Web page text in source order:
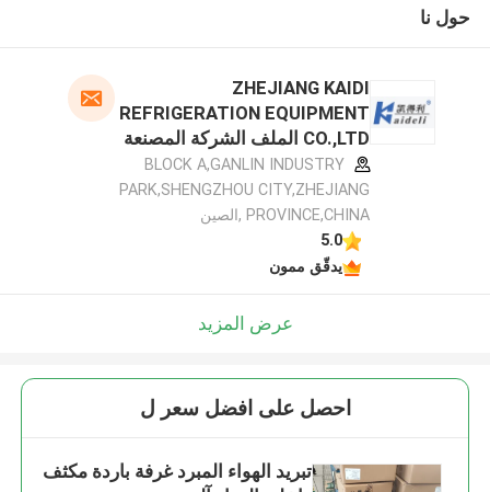
حول نا
ZHEJIANG KAIDI
REFRIGERATION EQUIPMENT
CO.,LTD الملف الشركة المصنعة
BLOCK A,GANLIN INDUSTRY
PARK,SHENGZHOU CITY,ZHEJIANG
PROVINCE,CHINA ,الصين
5.0
يدقّق ممون
عرض المزيد
احصل على افضل سعر ل
تبريد الهواء المبرد غرفة باردة مكثف